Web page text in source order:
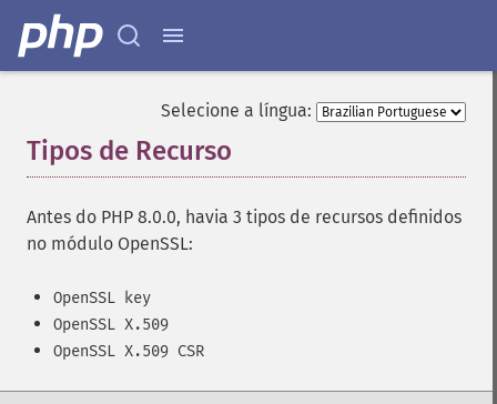
Selecione a língua:
Tipos de Recurso
Antes do PHP 8.0.0, havia 3 tipos de recursos definidos
no módulo OpenSSL:
OpenSSL key
OpenSSL X.509
OpenSSL X.509 CSR